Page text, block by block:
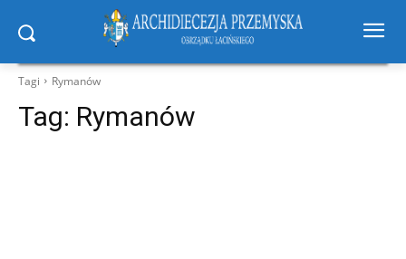
Tagi Rymanów
Tag: Rymanów